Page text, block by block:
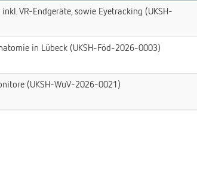
VR-Endgeräte, sowie Eyetracking (UKSH-
in Lübeck (UKSH-Föd-2026-0003)
(UKSH-WuV-2026-0021)